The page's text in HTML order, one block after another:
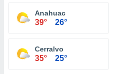
Anahuac
39° 26°
Cerralvo
35° 25°